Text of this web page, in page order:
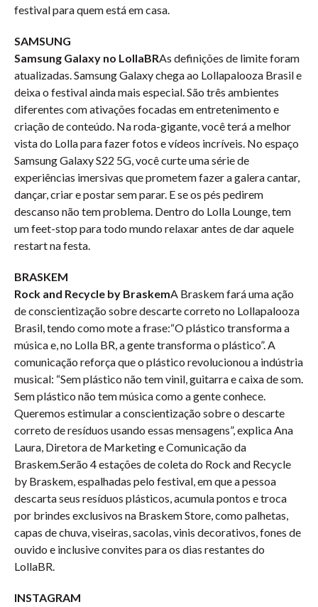
festival para quem está em casa.
SAMSUNG
Samsung Galaxy no LollaBRAs definições de limite foram
atualizadas. Samsung Galaxy chega ao Lollapalooza Brasil e
deixa o festival ainda mais especial. São três ambientes
diferentes com ativações focadas em entretenimento e
criação de conteúdo. Na roda-gigante, você terá a melhor
vista do Lolla para fazer fotos e vídeos incríveis. No espaço
Samsung Galaxy S22 5G, você curte uma série de
experiências imersivas que prometem fazer a galera cantar,
dançar, criar e postar sem parar. E se os pés pedirem
descanso não tem problema. Dentro do Lolla Lounge, tem
um feet-stop para todo mundo relaxar antes de dar aquele
restart na festa.
BRASKEM
Rock and Recycle by BraskemA Braskem fará uma ação
de conscientização sobre descarte correto no Lollapalooza
Brasil, tendo como mote a frase:“O plástico transforma a
música e, no Lolla BR, a gente transforma o plástico”. A
comunicação reforça que o plástico revolucionou a indústria
musical: “Sem plástico não tem vinil, guitarra e caixa de som.
Sem plástico não tem música como a gente conhece.
Queremos estimular a conscientização sobre o descarte
correto de resíduos usando essas mensagens”, explica Ana
Laura, Diretora de Marketing e Comunicação da
Braskem.Serão 4 estações de coleta do Rock and Recycle
by Braskem, espalhadas pelo festival, em que a pessoa
descarta seus resíduos plásticos, acumula pontos e troca
por brindes exclusivos na Braskem Store, como palhetas,
capas de chuva, viseiras, sacolas, vinis decorativos, fones de
ouvido e inclusive convites para os dias restantes do
LollaBR.
INSTAGRAM